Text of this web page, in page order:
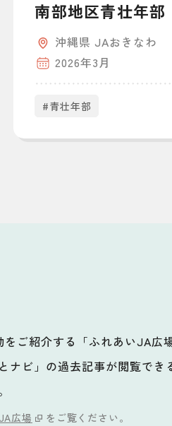
南部地区青壮年部
沖縄県 JAおきなわ
2026年3月
#青壮年部
ご紹介する「ふれあいJA広
ビ」の過去記事が閲覧でき
広場 をご覧ください。